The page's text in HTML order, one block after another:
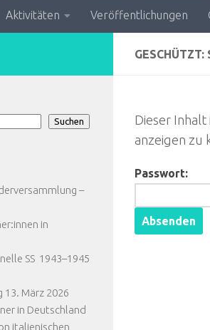
Aktivitäten Veröffentlichungen
GESCHÜTZT:
Dieser
anzeigen zu
Passwort:
Suchen
–
in
SS 1943–1945
März 2026
in Deutschland
italienischen